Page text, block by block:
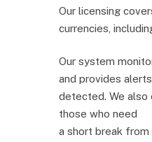
Our licensing
currencies,
Our system
and provides
detected. We
those who need
a short break from